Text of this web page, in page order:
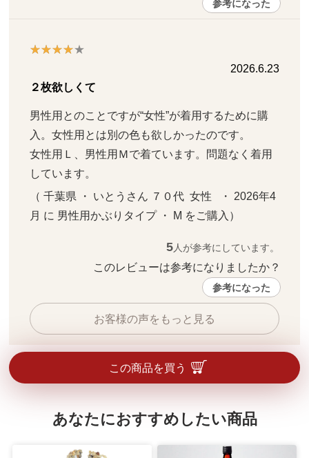
参考になった
2026.6.23
２枚欲しくて
男性用とのことですが“女性”が着用するために購
入。女性用とは別の色も欲しかったのです。
女性用Ｌ、男性用Ｍで着ています。問題なく着用
しています。
（ 千葉県 ・ いとうさん ７０代  女性   ・ 2026年4
月 に 男性用かぶりタイプ ・ M をご購入）
5人が参考にしています。
このレビューは参考になりましたか？
参考になった
お客様の声をもっと見る
この商品を買う
あなたにおすすめしたい商品